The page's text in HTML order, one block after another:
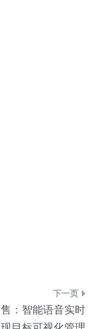
：智能语音实时